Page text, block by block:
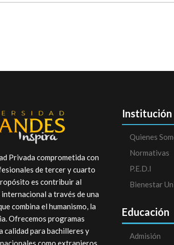
Privada comprometida con
de tercer y cuarto
es contribuir al
a través de una
combina el humanismo, la
Ofrecemos programas
calidad para bachilleres y
Institución
Quienes
Normativas
P.E.D.I
Bienestar
Educación
Admisión